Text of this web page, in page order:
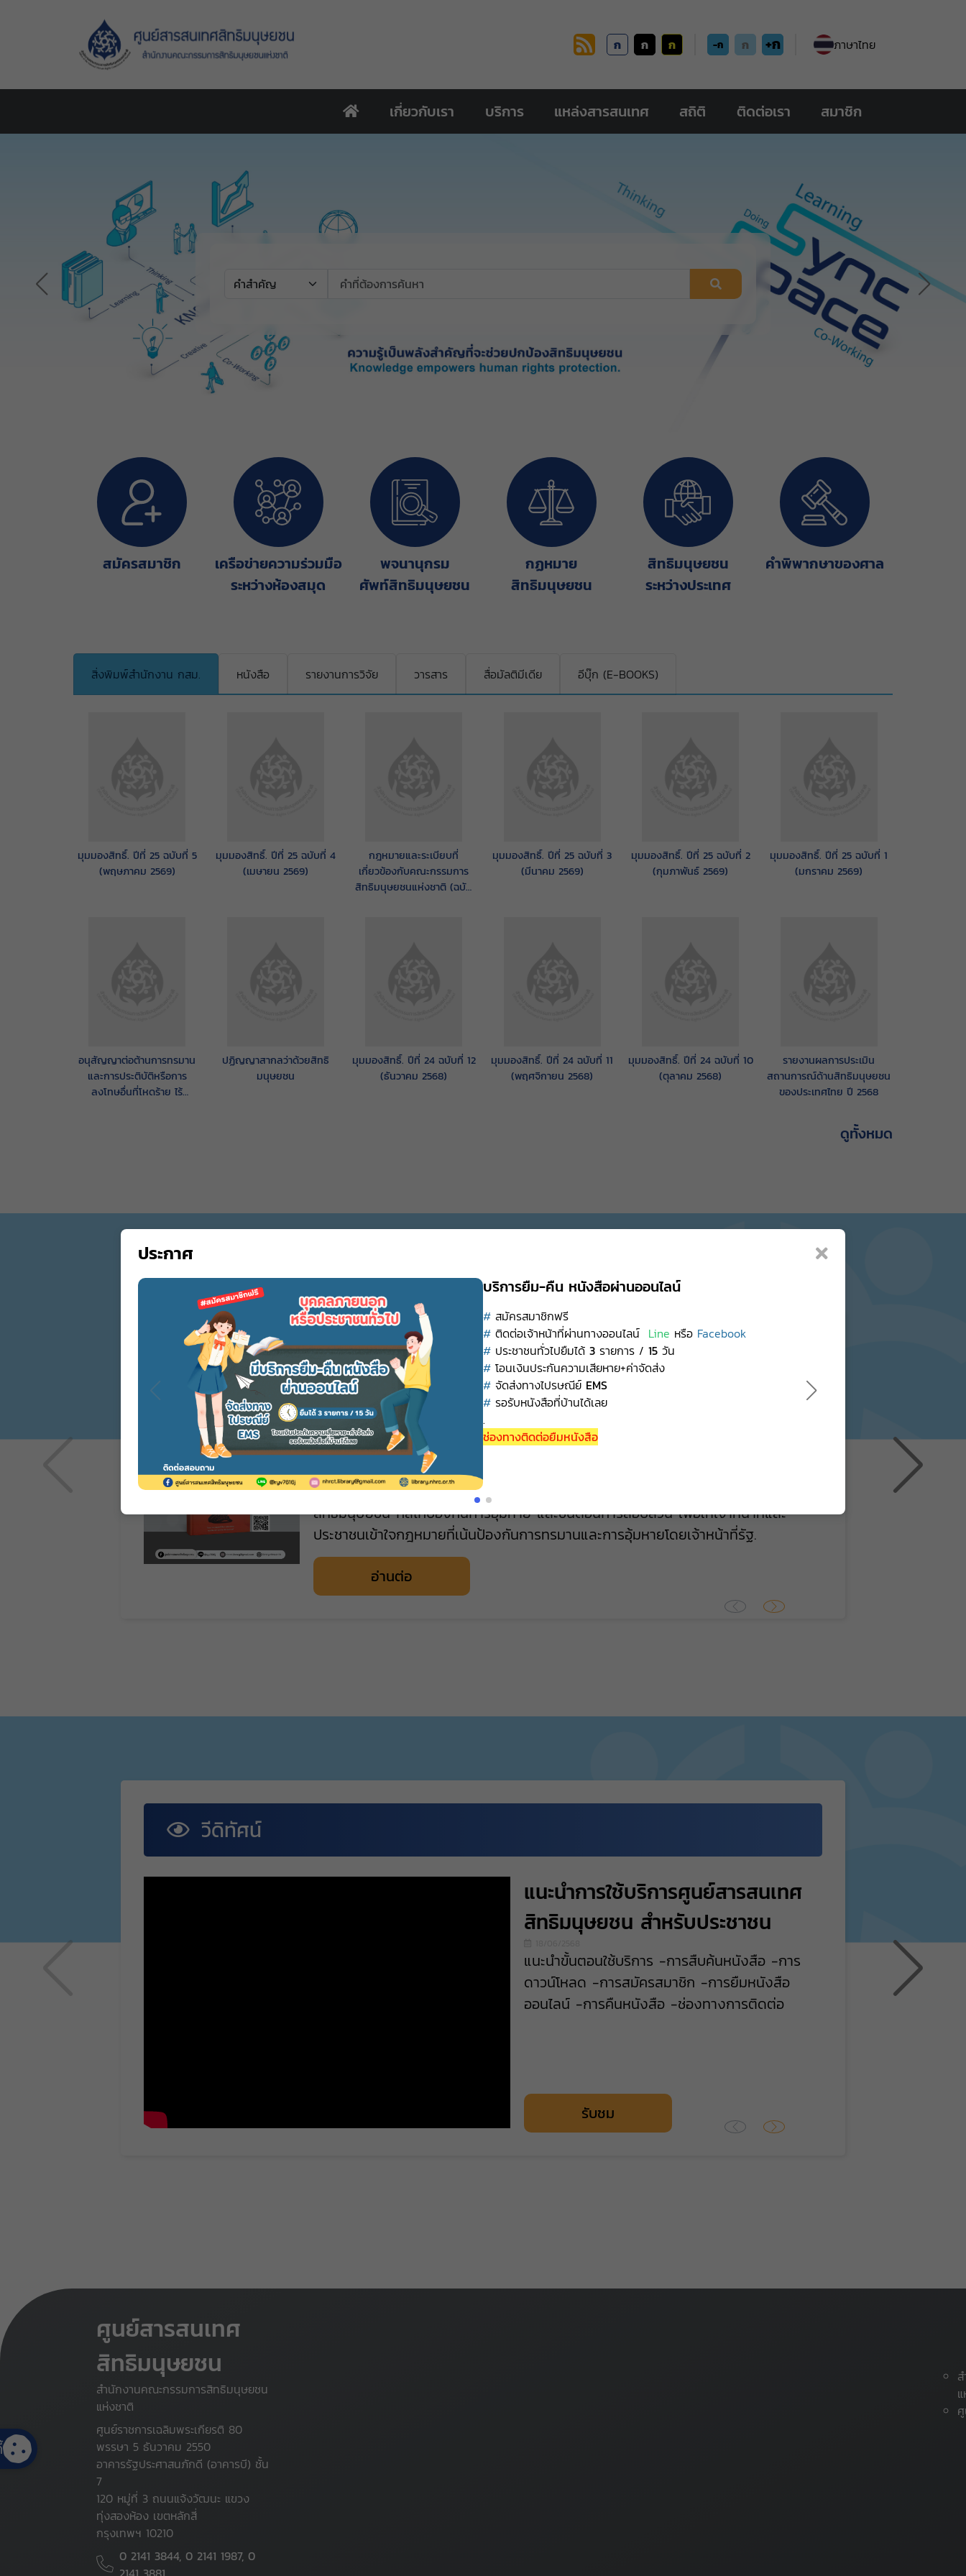
ก ก ก -ก ก +ก ภาษาไทย
เกี่ยวกับเรา บริการ แหล่งสารสนเทศ สถิติ ติดต่อเรา สมาชิก
ประกาศ
บริการยืม-คืน หนังสือผ่านออนไลน์
# สมัครสมาชิกฟรี
# ติดต่อเจ้าหน้าที่ผ่านทางออนไลน์ Line หรือ Facebook
# ประชาชนทั่วไปยืมได้ 3 รายการ / 15 วัน
# โอนเงินประกันความเสียหาย+ค่าจัดส่ง
# จัดส่งทางไปรษณีย์ EMS
# รอรับหนังสือที่บ้านได้เลย
.
ช่องทางติดต่อยืมหนังสือ
สมัครสมาชิก
เครือข่ายความร่วมมือ
ระหว่างห้องสมุด
พจนานุกรม
ศัพท์สิทธิมนุษยชน
กฏหมาย
สิทธิมนุษยชน
สิทธิมนุษยชน
ระหว่างประเทศ
คำพิพากษาของศาล
สิ่งพิมพ์สำนักงาน กสม. หนังสือ รายงานการวิจัย วารสาร สื่อมัลติมีเดีย อีบุ๊ก (E-BOOKS)
มุมมองสิทธิ์. ปีที่ 25 ฉบับที่ 5
(พฤษภาคม 2569)
มุมมองสิทธิ์. ปีที่ 25 ฉบับที่ 4
(เมษายน 2569)
กฎหมายและระเบียบที่
เกี่ยวข้องกับคณะกรรมการ
สิทธิมนุษยชนแห่งชาติ (ฉบับ
มุมมองสิทธิ์. ปีที่ 25 ฉบับที่ 3
(มีนาคม 2569)
มุมมองสิทธิ์. ปีที่ 25 ฉบับที่ 2
(กุมภาพันธ์ 2569)
มุมมองสิทธิ์. ปีที่ 25 ฉบับที่ 1
(มกราคม 2569)
อนุสัญญาต่อต้านการทรมาน
และการประติบัติหรือการ
ลงโทษอื่นที่โหดร้าย ไร้
ปฏิญญาสากลว่าด้วยสิทธิ
มนุษยชน
มุมมองสิทธิ์. ปีที่ 24 ฉบับที่ 12
(ธันวาคม 2568)
มุมมองสิทธิ์. ปีที่ 24 ฉบับที่ 11
(พฤศจิกายน 2568)
มุมมองสิทธิ์. ปีที่ 24 ฉบับที่ 10
(ตุลาคม 2568)
รายงานผลการประเมิน
สถานการณ์ด้านสิทธิมนุษยชน
ของประเทศไทย ปี 2568
ดูทั้งหมด
รีวิว
คำอธิบายพระราชบัญญัติป้องกันและปราบปรามการทรมานและ
การกระทำให้บุคคลสูญหาย พ.ศ. 2565
23 ก.พ. 2569
เป็นคู่มือวิเคราะห์กฎหมายใหม่ที่ละเอียด ครอบคลุมวิวัฒนาการ เจตนารมณ์การคุ้มครอง
สิทธิมนุษยชน กลไกป้องกันการอุ้มหาย และขั้นตอนการสอบสวน เพื่อให้เจ้าหน้าที่และ
ประชาชนเข้าใจกฎหมายที่เน้นป้องกันการทรมานและการอุ้มหายโดยเจ้าหน้าที่รัฐ.
อ่านต่อ
วีดิทัศน์
แนะนำการใช้บริการศูนย์สารสนเทศ
สิทธิมนุษยชน สำหรับประชาชน
แนะนำขั้นตอนใช้บริการ -การสืบค้นหนังสือ -การ
ดาวน์โหลด -การสมัครสมาชิก -การยืมหนังสือ
ออนไลน์ -การคืนหนังสือ -ช่องทางการติดต่อ
รับชม
ศูนย์สารสนเทศ
สิทธิมนุษยชน
สำนักงานคณะกรรมการสิทธิมนุษยชน
แห่งชาติ
ศูนย์ราชการเฉลิมพระเกียรติ 80
พรรษา 5 ธันวาคม 2550
อาคารรัฐประศาสนภักดี (อาคารบี) ชั้น
7
120 หมู่ที่ 3 ถนนแจ้งวัฒนะ แขวง
ทุ่งสองห้อง เขตหลักสี่
กรุงเทพฯ 10210
0 2141 3844, 0 2141 1987, 0